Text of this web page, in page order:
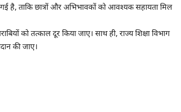
है, ताकि छात्रों और अभिभावकों को आवश्यक सहायता मिल
को तत्काल दूर किया जाए। साथ ही, राज्य शिक्षा विभाग
की जाए।